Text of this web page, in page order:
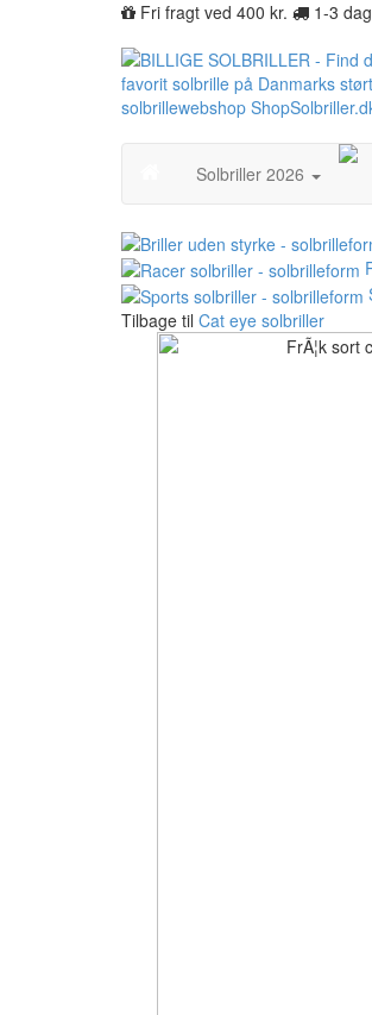
Fri fragt ved 400 kr. 1-3
Solbriller 2026
Tilbage til Cat eye solbriller